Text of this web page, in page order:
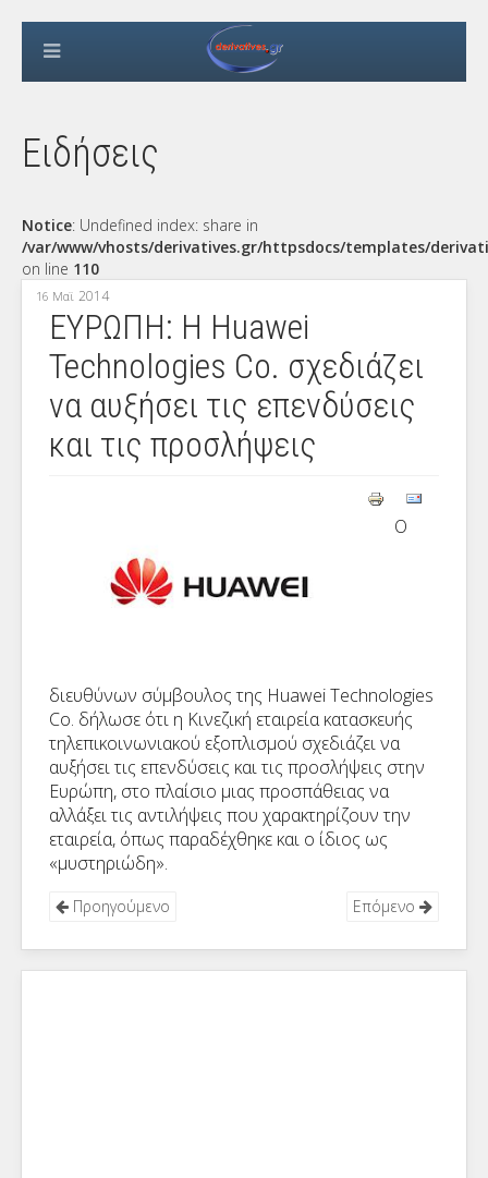
Ειδήσεις
Notice: Undefined index: share in
/var/www/vhosts/derivatives.gr/httpsdocs/templates/
on line 110
16 Μαϊ 2014
ΕΥΡΩΠΗ: Η Huawei
Technologies Co. σχεδιάζει
να αυξήσει τις επενδύσεις
και τις προσλήψεις
Ο
διευθύνων σύμβουλος της Huawei Technologies
Co. δήλωσε ότι η Κινεζική εταιρεία κατασκευής
τηλεπικοινωνιακού εξοπλισμού σχεδιάζει να
αυξήσει τις επενδύσεις και τις προσλήψεις στην
Ευρώπη, στο πλαίσιο μιας προσπάθειας να
αλλάξει τις αντιλήψεις που χαρακτηρίζουν την
εταιρεία, όπως παραδέχθηκε και ο ίδιος ως
«μυστηριώδη».
Προηγούμενο Επόμενο